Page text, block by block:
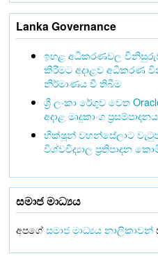
Lanka Governance
ඉහළ අධිකරණවල
කිරීමට අදාළව අධිකරණ
නිර්මාණය වී තිබීම
ශ්‍රී ලංකා රේගුව වෙත
අදාළ මෘදුකාංග
භික්ෂූන් වහන්සේලාට
විශ්වවිද්‍යාල ප්‍රතිපාදන
සමාජ මාධ්‍යය
අපගේසමාජ මාධ්‍යය නාලිකාවන්